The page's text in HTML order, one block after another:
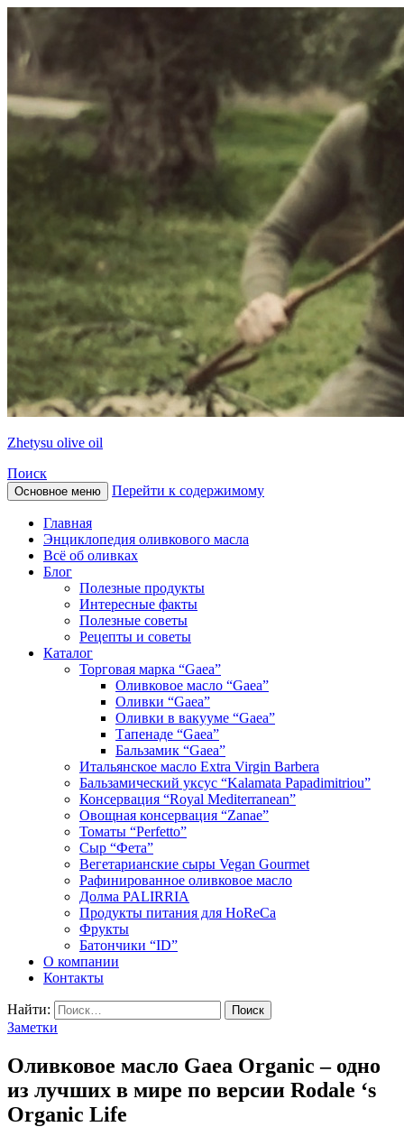
Zhetysu olive oil
Поиск
Основное меню Перейти к содержимому
Главная
Энциклопедия оливкового масла
Всё об оливках
Блог
Полезные продукты
Интересные факты
Полезные советы
Рецепты и советы
Каталог
Торговая марка “Gaea”
Оливковое масло “Gaea”
Оливки “Gaea”
Оливки в вакууме “Gaea”
Тапенаде “Gaea”
Бальзамик “Gaea”
Итальянское масло Extra Virgin Barbera
Бальзамический уксус “Kalamata Papadimitriou”
Консервация “Royal Mediterranean”
Овощная консервация “Zanae”
Томаты “Perfetto”
Сыр “Фета”
Вегетарианские сыры Vegan Gourmet
Рафинированное оливковое масло
Долма PALIRRIA
Продукты питания для HoReCa
Фрукты
Батончики “ID”
О компании
Контакты
Найти:
Заметки
Оливковое масло Gaea Organic – одно
из лучших в мире по версии Rodale ‘s
Organic Life